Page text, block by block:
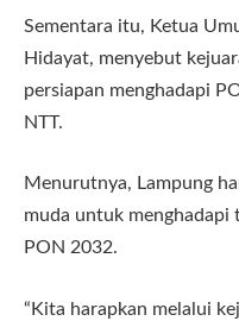
Sementara itu, Ketua
Hidayat, menyebut
persiapan menghadapi
NTT.
Menurutnya, Lampung
muda untuk menghadapi
PON 2032.
“Kita harapkan melalui